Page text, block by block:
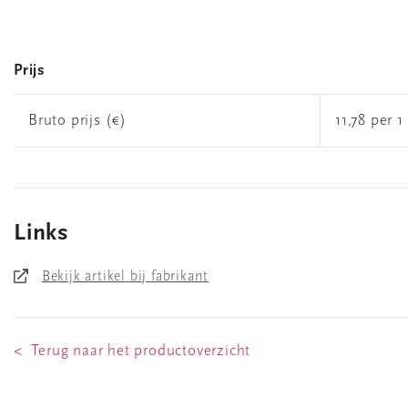
Prijs
Bruto prijs (€) 11,78 per
Links
Bekijk artikel bij fabrikant
< Terug naar het productoverzicht